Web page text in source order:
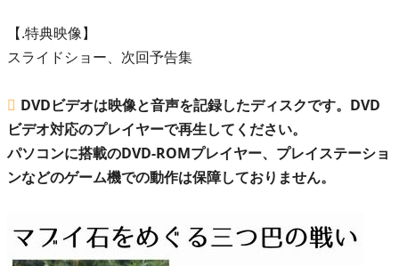
【.特典映像】
スライドショー、次回予告集
DVDビデオは映像と音声を記録したディスクです。DVD
ビデオ対応のプレイヤーで再生してください。
パソコンに搭載のDVD-ROMプレイヤー、プレイステーショ
ンなどのゲーム機での動作は保障しておりません。